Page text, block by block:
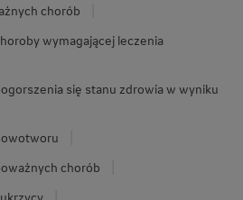
chorób
wymagającej leczenia
się stanu zdrowia w wyniku
chorób